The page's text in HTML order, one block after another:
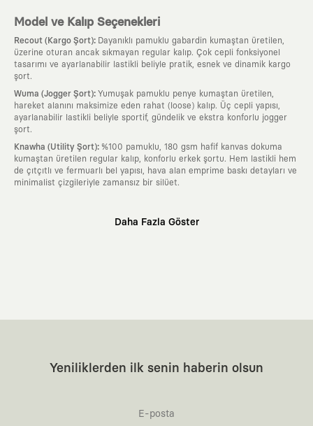
Model ve Kalıp Seçenekleri
Recout (Kargo Şort): Dayanıklı pamuklu gabardin kumaştan üretilen,
üzerine oturan ancak sıkmayan regular kalıp. Çok cepli fonksiyonel
tasarımı ve ayarlanabilir lastikli beliyle pratik, esnek ve dinamik kargo
şort.
Wuma (Jogger Şort): Yumuşak pamuklu penye kumaştan üretilen,
hareket alanını maksimize eden rahat (loose) kalıp. Üç cepli yapısı,
ayarlanabilir lastikli beliyle sportif, gündelik ve ekstra konforlu jogger
şort.
Knawha (Utility Şort): %100 pamuklu, 180 gsm hafif kanvas dokuma
kumaştan üretilen regular kalıp, konforlu erkek şortu. Hem lastikli hem
de çıtçıtlı ve fermuarlı bel yapısı, hava alan emprime baskı detayları ve
minimalist çizgileriyle zamansız bir silüet.
dolabının en değerli parçası olarak kalacak, hikayesini ve estetik
Yaratıcı Bir Topluluk
KAFT, keşfetmeyi sevenlerin, sanata tutkuyla bağlı
olanların ve şehri özgürce adımlayanların ortak dilidir. Üzerinde
Kendi tasarım mutfağımızın gücünü, dünyanın dört
Daha Fazla Göster
Yeniliklerden ilk senin haberin olsun